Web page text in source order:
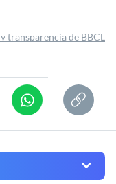
transparencia de BBCL